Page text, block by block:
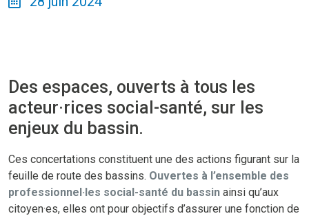
Des espaces, ouverts à tous les
acteur·rices social-santé, sur les
enjeux du bassin.
Ces concertations constituent une des actions figurant sur la
feuille de route des bassins. Ouvertes à l’ensemble des
professionnel·les social-santé du bassin ainsi qu’aux
citoyen·es, elles ont pour objectifs d’assurer une fonction de